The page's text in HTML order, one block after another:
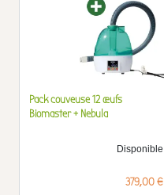
Pack couveuse 12 œufs
Biomaster + Nebula
Disponible
Prix
379,00 €